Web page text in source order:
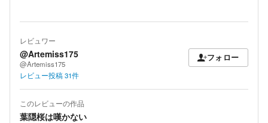
レビュワー
@Artemiss175
@Artemiss175
フォロー
レビュー投稿31件
このレビューの作品
葉隠桜は嘆かない